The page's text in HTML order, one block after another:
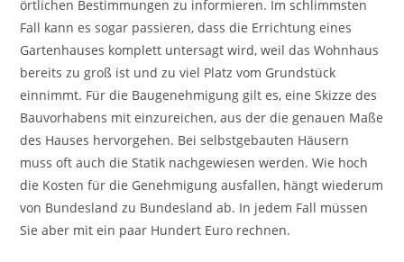
örtlichen Bestimmungen zu informieren. Im schlimmsten
Fall kann es sogar passieren, dass die Errichtung eines
Gartenhauses komplett untersagt wird, weil das Wohnhaus
bereits zu groß ist und zu viel Platz vom Grundstück
einnimmt. Für die Baugenehmigung gilt es, eine Skizze des
Bauvorhabens mit einzureichen, aus der die genauen Maße
des Hauses hervorgehen. Bei selbstgebauten Häusern
muss oft auch die Statik nachgewiesen werden. Wie hoch
die Kosten für die Genehmigung ausfallen, hängt wiederum
von Bundesland zu Bundesland ab. In jedem Fall müssen
Sie aber mit ein paar Hundert Euro rechnen.